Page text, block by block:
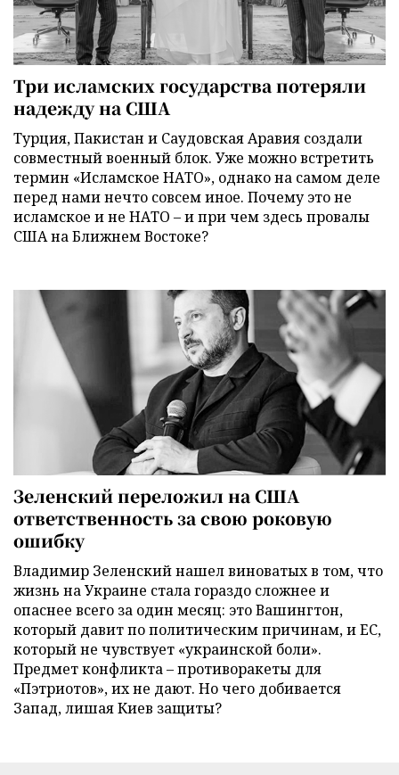
Три исламских государства потеряли
надежду на США
Турция, Пакистан и Саудовская Аравия создали
совместный военный блок. Уже можно встретить
термин «Исламское НАТО», однако на самом деле
перед нами нечто совсем иное. Почему это не
исламское и не НАТО – и при чем здесь провалы
США на Ближнем Востоке?
Зеленский переложил на США
ответственность за свою роковую
ошибку
Владимир Зеленский нашел виноватых в том, что
жизнь на Украине стала гораздо сложнее и
опаснее всего за один месяц: это Вашингтон,
который давит по политическим причинам, и ЕС,
который не чувствует «украинской боли».
Предмет конфликта – противоракеты для
«Пэтриотов», их не дают. Но чего добивается
Запад, лишая Киев защиты?